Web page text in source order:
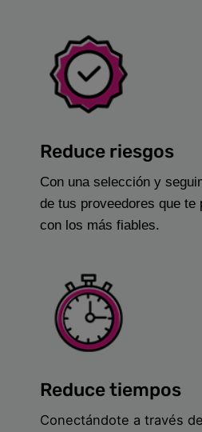
Reduce riesgos
Con una selección y
de tus proveedores que te
con los más fiables.
Reduce tiempos
Conectándote a través